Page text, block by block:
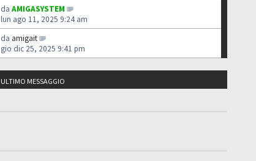
da AMIGASYSTEM
lun ago 11, 2025 9:24 am
da amigait
gio dic 25, 2025 9:41 pm
ULTIMO MESSAGGIO